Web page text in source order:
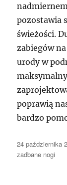
pozostawia
świeżości.
zabiegów
urody w
poprawią
bardzo
Data
publikacji
24 października
zadbane nogi